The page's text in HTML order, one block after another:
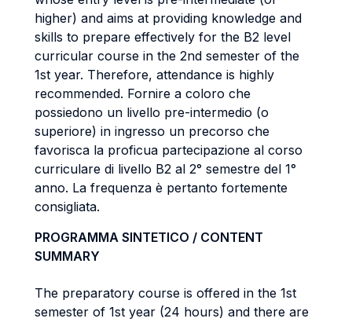
higher) and aims at providing knowledge and
skills to prepare effectively for the B2 level
curricular course in the 2nd semester of the
1st year. Therefore, attendance is highly
recommended. Fornire a coloro che
possiedono un livello pre-intermedio (o
superiore) in ingresso un precorso che
favorisca la proficua partecipazione al corso
curriculare di livello B2 al 2° semestre del 1°
anno. La frequenza è pertanto fortemente
consigliata.
PROGRAMMA SINTETICO / CONTENT
SUMMARY
The preparatory course is offered in the 1st
semester of 1st year (24 hours) and there are